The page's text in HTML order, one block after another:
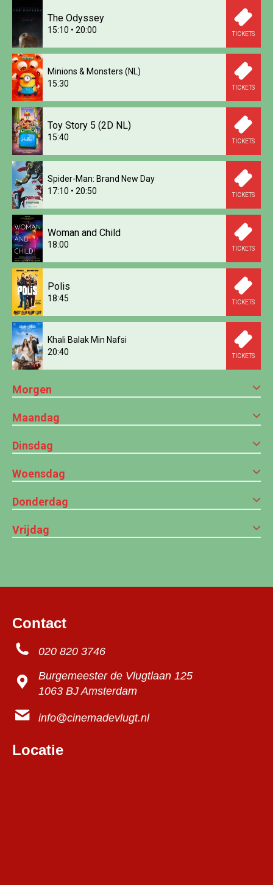
The Odyssey
15:10 • 20:00 TICKETS
Minions & Monsters (NL)
15:30
TICKETS
Toy Story 5 (2D NL)
15:40 TICKETS
Spider-Man: Brand New Day
17:10 • 20:50 TICKETS
Woman and Child
18:00 TICKETS
Polis
18:45 TICKETS
Khali Balak Min Nafsi
20:40
TICKETS
Morgen
Maandag
Dinsdag
Woensdag
Donderdag
Vrijdag
Contact
020 820 3746
Burgemeester de Vlugtlaan 125
1063 BJ Amsterdam
info@cinemadevlugt.nl
Locatie